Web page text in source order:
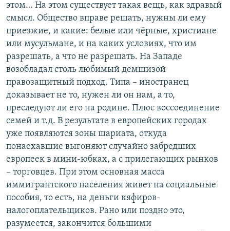
этом… На этом существует такая вещь, как здравый
смысл. Общество вправе решать, нужны ли ему
приезжие, и какие: белые или чёрные, христиане
или мусульмане, и на каких условиях, что им
разрешать, а что не разрешать. На Западе
возобладал столь любимый демшизой
правозащитный подход. Типа – иностранец
доказывает не то, нужен ли он нам, а то,
преследуют ли его на родине. Плюс воссоединение
семей и т.д. В результате в европейских городах
уже появляются зоны шариата, откуда
понаехавшие выгоняют случайно забредших
европеек в мини-юбках, а с прилегающих рынков
– торговцев. При этом основная масса
иммигрантского населения живет на социальные
пособия, то есть, на деньги кяфиров-
налогоплательщиков. Рано или поздно это,
разумеется, закончится большими